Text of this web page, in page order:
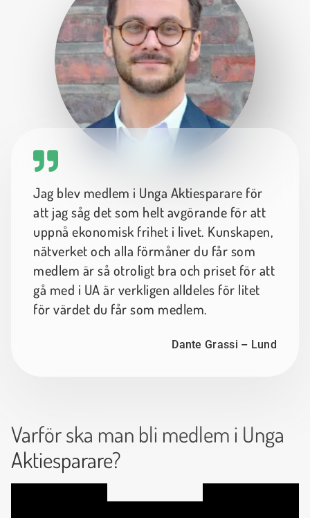
Jag blev medlem i Unga Aktiesparare för
att jag såg det som helt avgörande för att
uppnå ekonomisk frihet i livet. Kunskapen,
nätverket och alla förmåner du får som
medlem är så otroligt bra och priset för att
gå med i UA är verkligen alldeles för litet
för värdet du får som medlem.
Dante Grassi – Lund
Varför ska man bli medlem i Unga
Aktiesparare?